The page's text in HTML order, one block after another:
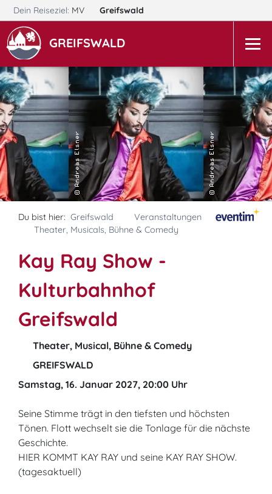
Dein Reiseziel: MV Greifswald
GREIFSWALD
Du bist hier: Greifswald
Veranstaltungen
Theater, Musicals, Bühne & Comedy
Kay Ray Show -
Kulturbahnhof
Greifswald
Theater, Musical, Bühne & Comedy
GREIFSWALD
Samstag, 16. Januar 2027, 20:00 Uhr
Seine Stimme trägt in den tiefsten und höchsten
Tönen. Flott wechselt sie die Tonlage für die nächste
Geschichte.
HIER KOMMT KAY RAY und seine KAY RAY SHOW.
(tagesaktuell)